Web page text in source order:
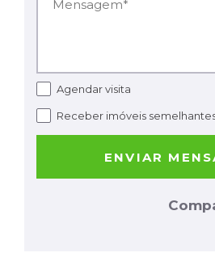
Agendar visita
Receber imóveis
ENVIAR